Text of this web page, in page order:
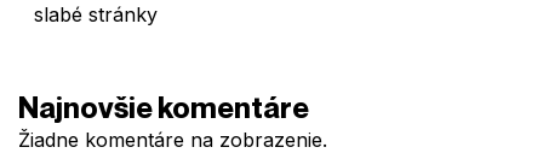
slabé stránky
Najnovšie komentáre
Žiadne komentáre na zobrazenie.